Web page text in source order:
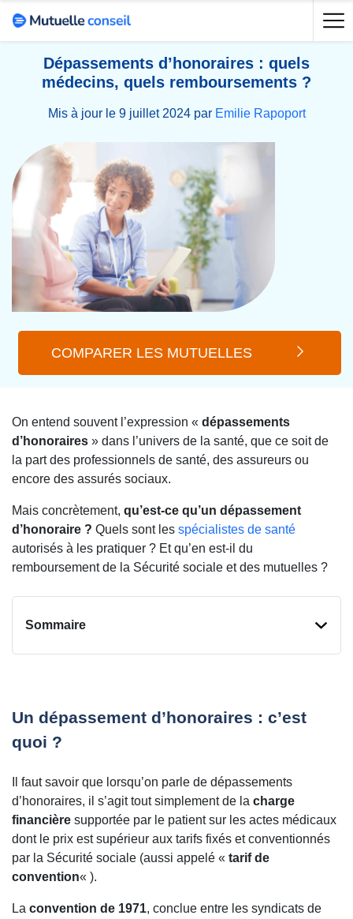
Dépassements d’honoraires : quels
médecins, quels remboursements ?
Mis à jour le 9 juillet 2024 par Emilie Rapoport
COMPARER LES MUTUELLES
On entend souvent l’expression « dépassements
d’honoraires » dans l’univers de la santé, que ce soit de
la part des professionnels de santé, des assureurs ou
encore des assurés sociaux.
Mais concrètement, qu’est-ce qu’un dépassement
d’honoraire ? Quels sont les spécialistes de santé
autorisés à les pratiquer ? Et qu’en est-il du
remboursement de la Sécurité sociale et des mutuelles ?
Sommaire
Un dépassement d’honoraires : c’est
quoi ?
Il faut savoir que lorsqu’on parle de dépassements
d’honoraires, il s’agit tout simplement de la charge
financière supportée par le patient sur les actes médicaux
dont le prix est supérieur aux tarifs fixés et conventionnés
par la Sécurité sociale (aussi appelé « tarif de
convention« ).
La convention de 1971, conclue entre les syndicats de